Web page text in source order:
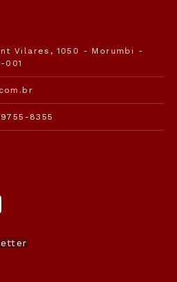
Vilares, 1050 - Morumbi -
001
8355